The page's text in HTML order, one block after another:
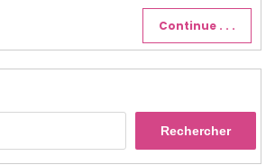
Continue . . .
Rechercher